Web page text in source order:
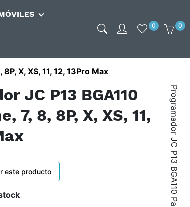
0 0
X, XS, 11, 12, 13Pro Max
JC P13 BGA110
7, 8, 8P, X, XS, 11,
este producto